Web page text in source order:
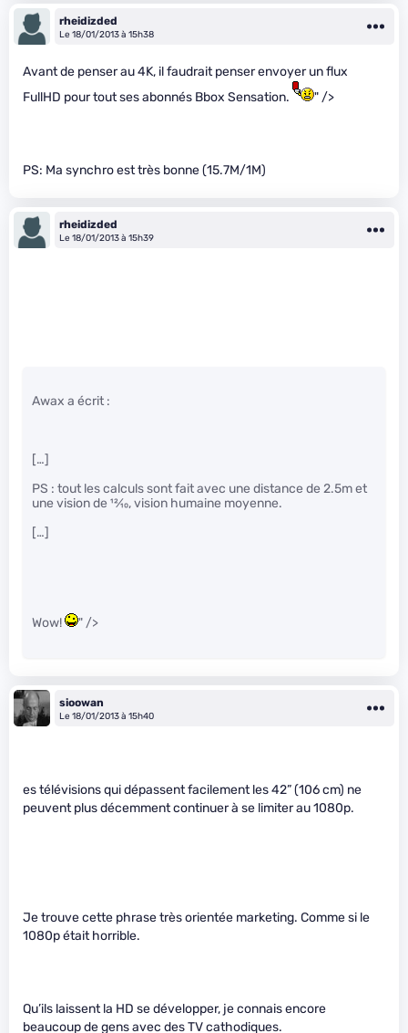
rheidizded
Le 18/01/2013 à 15h38
Avant de penser au 4K, il faudrait penser envoyer un flux
FullHD pour tout ses abonnés Bbox Sensation.
" />
PS: Ma synchro est très bonne (15.7M/1M)
rheidizded
Le 18/01/2013 à 15h39
Awax a écrit :
[…]
PS : tout les calculs sont fait avec une distance de 2.5m et
une vision de 12⁄10, vision humaine moyenne.
[…]
Wow! " />
sioowan
Le 18/01/2013 à 15h40
es télévisions qui dépassent facilement les 42” (106 cm) ne
peuvent plus décemment continuer à se limiter au 1080p.
Je trouve cette phrase très orientée marketing. Comme si le
1080p était horrible.
Qu’ils laissent la HD se développer, je connais encore
beaucoup de gens avec des TV cathodiques.